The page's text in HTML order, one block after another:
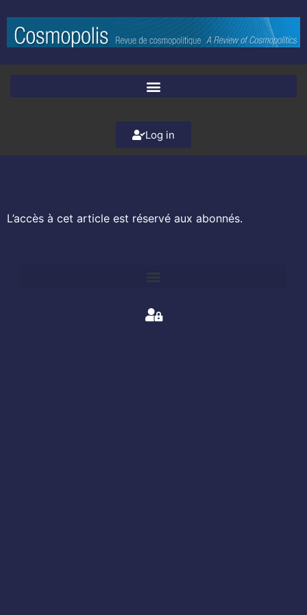
Log in
L’accès à cet article est réservé aux abonnés.